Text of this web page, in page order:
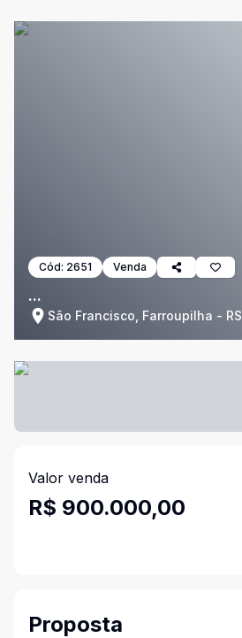
Cód: 2651 Venda
...
São Francisco, Farroupilha - RS
Valor venda
R$ 900.000,00
Proposta